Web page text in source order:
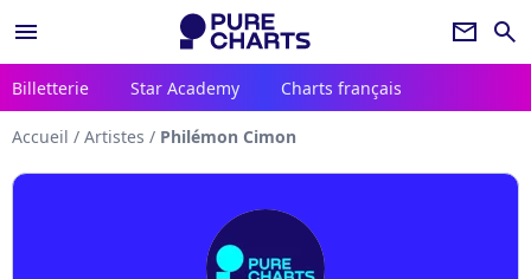
menu newsletter search
Billetterie Star Academy Charts français
Accueil / Artistes / Philémon Cimon